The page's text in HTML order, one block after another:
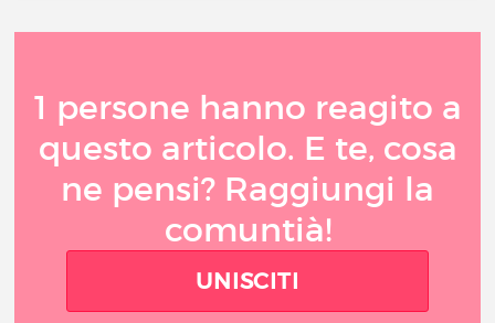
1 persone hanno reagito a
questo articolo. E te, cosa
ne pensi? Raggiungi la
comuntià!
UNISCITI